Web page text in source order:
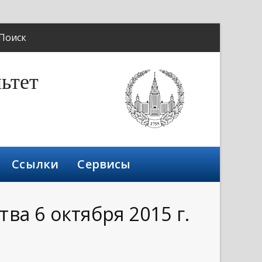
Ссылки Сервисы
6 октября 2015 г.